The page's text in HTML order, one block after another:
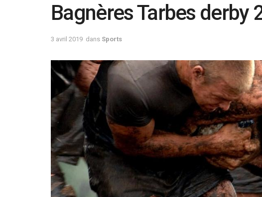
Bagnères Tarbes derby
3 avril 2019 dans Sports